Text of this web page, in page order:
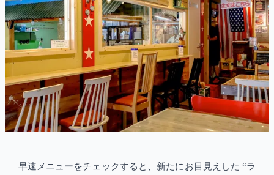
早速メニューをチェックすると、新たにお目見えした “ラ